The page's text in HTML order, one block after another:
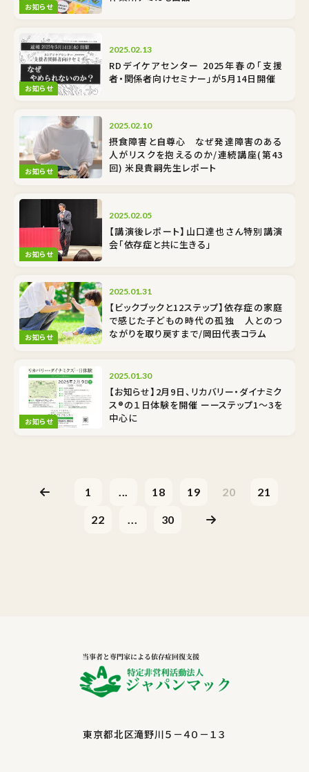
お知らせ
お知らせ
2025.02.13
RDデイケアセンター 2025年春の「支援
者・関係者向けセミナー」が5月14日開催
お知らせ
2025.02.10
摂食障害と自尊心 なぜ発達障害のある
人がリスクを抱えるのか/連続講座(第43
回) 米良貴嗣先生レポート
お知らせ
2025.02.05
【講演後レポート】山口達也さん特別講演
会「依存症と共に生きる」
お知らせ
2025.01.31
【ビックブックと12ステップ】依存症の家庭
で感じた子どもの時代の孤独 人とのつ
ながりを取り戻すまで/岡田代表コラム
お知らせ
2025.01.30
【お知らせ】2月9日、リカバリー・ダイナミク
ス®の１日体験を開催 ーーステップ1〜3を
中心に
1 ... 18 19 20 21
22 ... 30
東京都北区滝野川５－４０－１３